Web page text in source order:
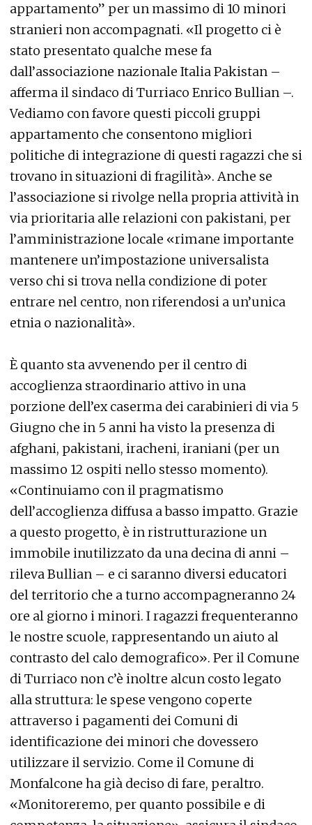
appartamento” per un massimo di 10 minori
stranieri non accompagnati. «Il progetto ci è
stato presentato qualche mese fa
dall’associazione nazionale Italia Pakistan –
afferma il sindaco di Turriaco Enrico Bullian –.
Vediamo con favore questi piccoli gruppi
appartamento che consentono migliori
politiche di integrazione di questi ragazzi che si
trovano in situazioni di fragilità». Anche se
l’associazione si rivolge nella propria attività in
via prioritaria alle relazioni con pakistani, per
l’amministrazione locale «rimane importante
mantenere un’impostazione universalista
verso chi si trova nella condizione di poter
entrare nel centro, non riferendosi a un’unica
etnia o nazionalità».
È quanto sta avvenendo per il centro di
accoglienza straordinario attivo in una
porzione dell’ex caserma dei carabinieri di via 5
Giugno che in 5 anni ha visto la presenza di
afghani, pakistani, iracheni, iraniani (per un
massimo 12 ospiti nello stesso momento).
«Continuiamo con il pragmatismo
dell’accoglienza diffusa a basso impatto. Grazie
a questo progetto, è in ristrutturazione un
immobile inutilizzato da una decina di anni –
rileva Bullian – e ci saranno diversi educatori
del territorio che a turno accompagneranno 24
ore al giorno i minori. I ragazzi frequenteranno
le nostre scuole, rappresentando un aiuto al
contrasto del calo demografico». Per il Comune
di Turriaco non c’è inoltre alcun costo legato
alla struttura: le spese vengono coperte
attraverso i pagamenti dei Comuni di
identificazione dei minori che dovessero
utilizzare il servizio. Come il Comune di
Monfalcone ha già deciso di fare, peraltro.
«Monitoreremo, per quanto possibile e di